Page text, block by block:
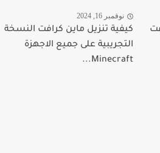
نوفمبر 16, 2024
كيفية تنزيل ماين كرافت النسخة
التجريبية على جميع الاجهزة
Minecraft...